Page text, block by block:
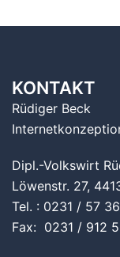
KONTAKT
Rüdiger Beck
Dipl.-Volkswirt
Löwenstr. 27,
Tel. : 0231 / 57
Fax: 0231 / 912